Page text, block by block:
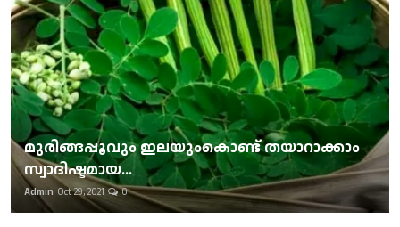
മുരിങ്ങപ്പൂവും ഇലയുംകൊണ്ട് തയാറാക്കാം
സ്വാദിഷ്ടമായ...
Admin Oct 29, 2021 0